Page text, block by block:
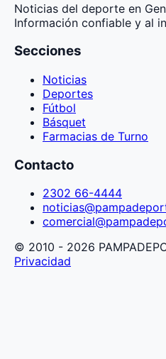
Noticias del deporte en
Información confiable y al
Secciones
Noticias
Deportes
Fútbol
Básquet
Farmacias de Turno
Contacto
2302 66-4444
© 2010 - 2026
Privacidad